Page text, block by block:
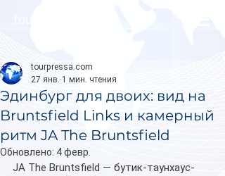
Эдинбург для двоих: вид на
Bruntsfield Links и камерный
ритм JA The Bruntsfield
tourpressa.com
27 янв. 1 мин. чтения
Обновлено: 4 февр.
JA The Bruntsfield — бутик-таунхаус-